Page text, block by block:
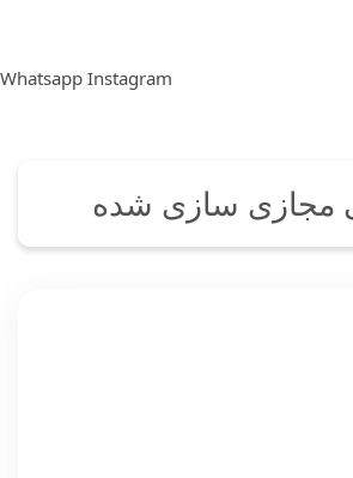
Whatsapp Instagram
مجازی سازی شده